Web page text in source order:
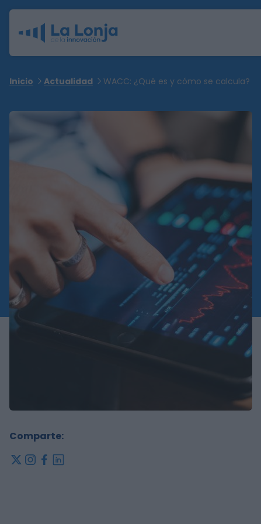
Inicio Actualidad WACC: ¿Qué es y cómo se calcula?
Comparte:
x instagram
facebook